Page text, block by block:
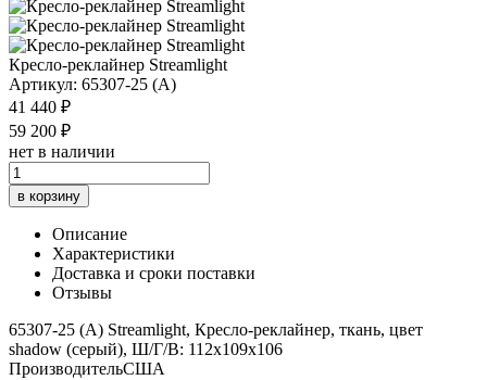
Кресло-реклайнер Streamlight
Артикул: 65307-25 (A)
41 440 ₽
59 200 ₽
нет в наличии
в корзину
Описание
Характеристики
Доставка и сроки поставки
Отзывы
65307-25 (A) Streamlight, Кресло-реклайнер, ткань, цвет
shadow (серый), Ш/Г/В: 112х109х106
ПроизводительСША